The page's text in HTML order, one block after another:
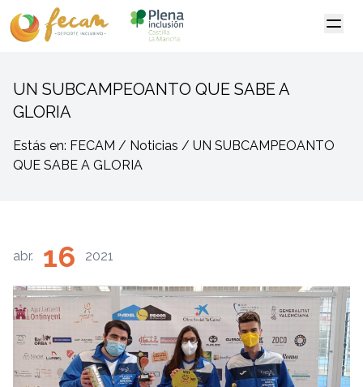
UN SUBCAMPEOANTO QUE SABE A
GLORIA
Estás en: FECAM / Noticias / UN SUBCAMPEOANTO
QUE SABE A GLORIA
abr. 16 2021